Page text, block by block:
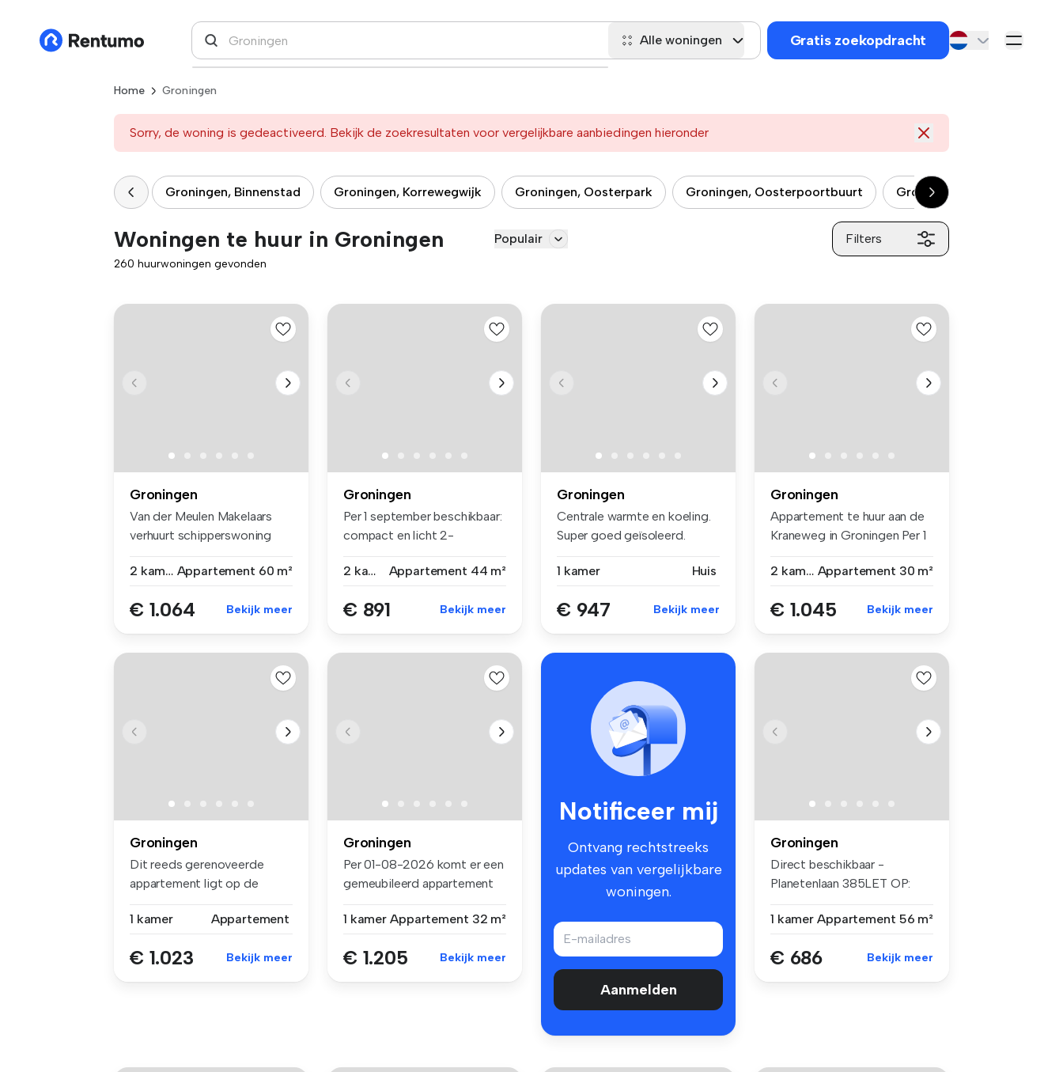
Alle woningen Gratis zoekopdracht
Home Groningen
Sorry, de woning is gedeactiveerd. Bekijk de zoekresultaten voor vergelijkbare aanbiedingen hieronder
Groningen, Binnenstad Groningen, Korrewegwijk Groningen, Oosterpark Groningen, Oosterpoortbuurt Groningen, Helpman
Woningen te huur in Groningen Populair Filters
260 huurwoningen gevonden
Groningen
Van der Meulen Makelaars
verhuurt schipperswoning
2 kamers Appartement 60 m²
€ 1.064 Bekijk meer
Groningen
Per 1 september beschikbaar:
compact en licht 2-
2 kamers
Appartement 44 m²
€ 891 Bekijk meer
Groningen
Centrale warmte en koeling.
Super goed geïsoleerd.
1 kamer
Huis
€ 947 Bekijk meer
Groningen
Appartement te huur aan de
Kraneweg in Groningen Per 1
2 kamers Appartement 30 m²
€ 1.045 Bekijk meer
Groningen
Dit reeds gerenoveerde
appartement ligt op de
1 kamer
Appartement
€ 1.023 Bekijk meer
Groningen
Per 01-08-2026 komt er een
gemeubileerd appartement
1 kamer Appartement 32 m²
€ 1.205 Bekijk meer
Notificeer mij
Ontvang rechtstreeks
updates van vergelijkbare
woningen.
Aanmelden
Groningen
Direct beschikbaar -
Planetenlaan 385LET OP:
1 kamer Appartement 56 m²
€ 686 Bekijk meer